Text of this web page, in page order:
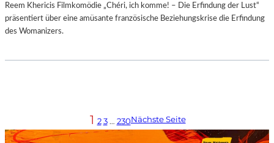
Reem Khericis Filmkomödie „Chéri, ich komme! – Die Erfindung der Lust“
präsentiert über eine amüsante französische Beziehungskrise die Erfindung
des Womanizers.
1 2 3 … 230Nächste Seite